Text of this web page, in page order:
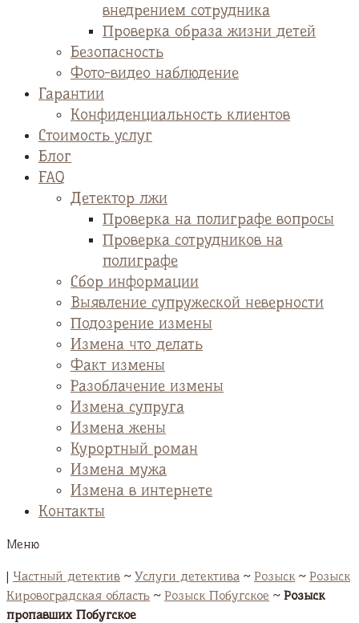
внедрением сотрудника
Проверка образа жизни детей
Безопасность
Фото-видео наблюдение
Гарантии
Конфиденциальность клиентов
Стоимость услуг
Блог
FAQ
Детектор лжи
Проверка на полиграфе вопросы
Проверка сотрудников на
полиграфе
Сбор информации
Выявление супружеской неверности
Подозрение измены
Измена что делать
Факт измены
Разоблачение измены
Измена супруга
Измена жены
Курортный роман
Измена мужа
Измена в интернете
Контакты
Меню
| Частный детектив ~ Услуги детектива ~ Розыск~ Розыск
Кировоградская область ~ Розыск Побугское ~ Розыск
пропавших Побугское